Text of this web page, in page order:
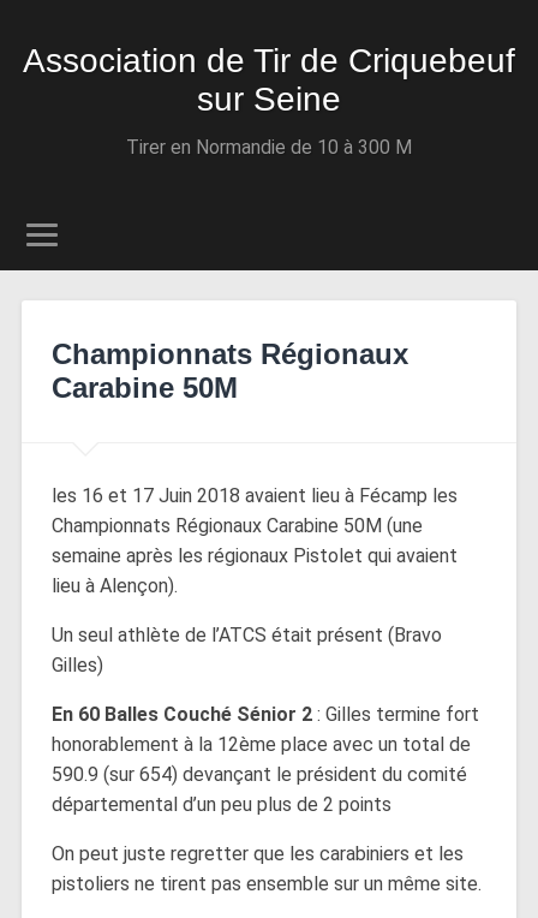
Association de Tir de Criquebeuf
sur Seine
Tirer en Normandie de 10 à 300 M
Championnats Régionaux
Carabine 50M
les 16 et 17 Juin 2018 avaient lieu à Fécamp les
Championnats Régionaux Carabine 50M (une
semaine après les régionaux Pistolet qui avaient
lieu à Alençon).
Un seul athlète de l’ATCS était présent (Bravo
Gilles)
En 60 Balles Couché Sénior 2: Gilles termine fort
honorablement à la 12ème place avec un total de
590.9 (sur 654) devançant le président du comité
départemental d’un peu plus de 2 points
On peut juste regretter que les carabiniers et les
pistoliers ne tirent pas ensemble sur un même site.